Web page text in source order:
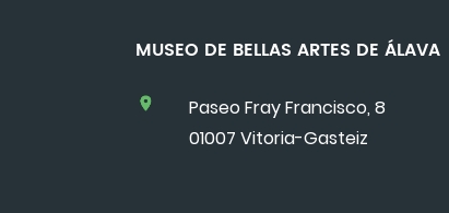
MUSEO DE BELLAS ARTES DE ÁLAVA
Paseo Fray Francisco, 8
01007 Vitoria-Gasteiz